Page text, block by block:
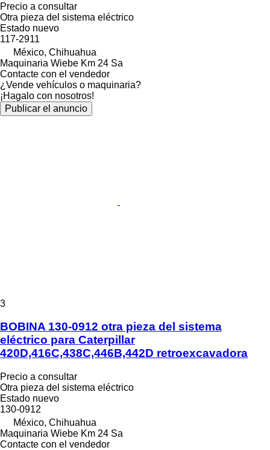
Precio a consultar
Otra pieza del sistema eléctrico
Estado nuevo
117-2911
México, Chihuahua
Maquinaria Wiebe Km 24 Sa
Contacte con el vendedor
¿Vende vehículos o maquinaria?
¡Hagalo con nosotros!
Publicar el anuncio
3
BOBINA 130-0912 otra pieza del sistema
eléctrico para Caterpillar
420D,416C,438C,446B,442D retroexcavadora
Precio a consultar
Otra pieza del sistema eléctrico
Estado nuevo
130-0912
México, Chihuahua
Maquinaria Wiebe Km 24 Sa
Contacte con el vendedor